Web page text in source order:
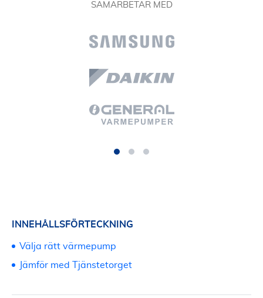
SAMARBETAR MED
INNEHÅLLSFÖRTECKNING
Välja rätt värmepump
Jämför med Tjänstetorget